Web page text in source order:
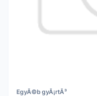
EgyÃ©b gyÃ¡rtÃ³